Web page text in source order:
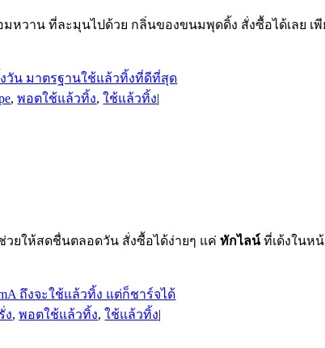
หวาน ที่ละมุนไปด้วย กลิ่นของขนมพุดดิ้ง สั่งซื้อได้เลย เ
,พอตใช้แล้วทิ้ง,ใช้แล้วทิ้ง
วยให้สดชื่นตลอดวัน สั่งซื้อได้ง่ายๆ แค่ทักไลน์ที่เด้งในหน้
ง,พอตใช้แล้วทิ้ง,ใช้แล้วทิ้ง|